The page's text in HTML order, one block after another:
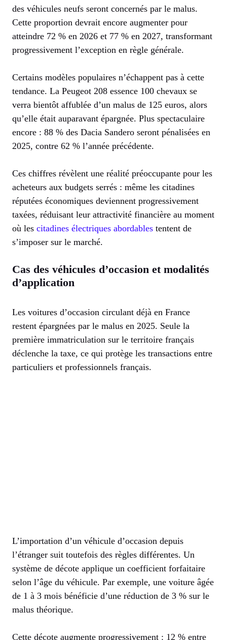
des véhicules neufs seront concernés par le malus.
Cette proportion devrait encore augmenter pour
atteindre 72 % en 2026 et 77 % en 2027, transformant
progressivement l’exception en règle générale.
Certains modèles populaires n’échappent pas à cette
tendance. La Peugeot 208 essence 100 chevaux se
verra bientôt affublée d’un malus de 125 euros, alors
qu’elle était auparavant épargnée. Plus spectaculaire
encore : 88 % des Dacia Sandero seront pénalisées en
2025, contre 62 % l’année précédente.
Ces chiffres révèlent une réalité préoccupante pour les
acheteurs aux budgets serrés : même les citadines
réputées économiques deviennent progressivement
taxées, réduisant leur attractivité financière au moment
où les citadines électriques abordables tentent de
s’imposer sur le marché.
Cas des véhicules d’occasion et modalités
d’application
Les voitures d’occasion circulant déjà en France
restent épargnées par le malus en 2025. Seule la
première immatriculation sur le territoire français
déclenche la taxe, ce qui protège les transactions entre
particuliers et professionnels français.
L’importation d’un véhicule d’occasion depuis
l’étranger suit toutefois des règles différentes. Un
système de décote applique un coefficient forfaitaire
selon l’âge du véhicule. Par exemple, une voiture âgée
de 1 à 3 mois bénéficie d’une réduction de 3 % sur le
malus théorique.
Cette décote augmente progressivement : 12 % entre